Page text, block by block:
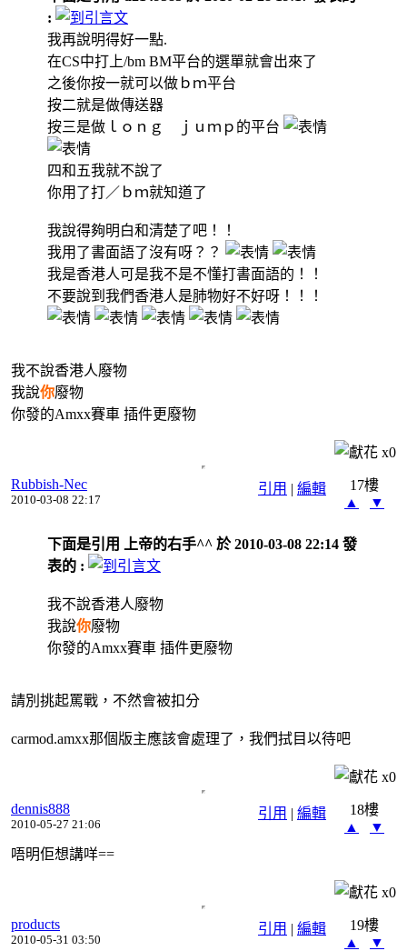
:
我再說明得好一點.
在CS中打上/bm BM平台的選單就會出來了
之後你按一就可以做ｂｍ平台
按二就是做傳送器
按三是做ｌｏｎｇ ｊｕｍｐ的平台
四和五我就不說了
你用了打／ｂｍ就知道了
我說得夠明白和清楚了吧！！
我用了書面語了沒有呀？？
我是香港人可是我不是不懂打書面語的！！
不要說到我們香港人是肺物好不好呀！！！
我不說香港人廢物
我說你廢物
你發的Amxx賽車 插件更廢物
x0
引用 | 編輯
Rubbish-Nec
2010-03-08 22:17
17樓
▲
▼
下面是引用 上帝的右手^^ 於 2010-03-08 22:14 發
表的 :
我不說香港人廢物
我說你廢物
你發的Amxx賽車 插件更廢物
請別挑起罵戰，不然會被扣分
carmod.amxx那個版主應該會處理了，我們拭目以待吧
x0
引用 | 編輯
dennis888
2010-05-27 21:06
18樓
▲
▼
唔明佢想講咩==
x0
引用 | 編輯
products
2010-05-31 03:50
19樓
▲
▼